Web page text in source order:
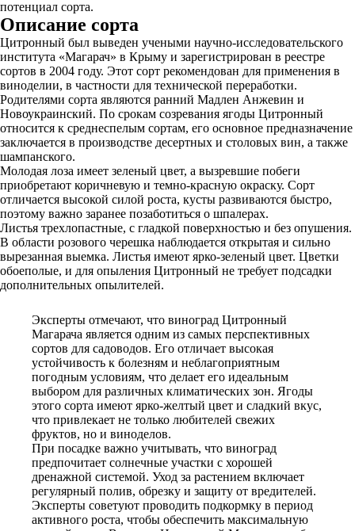
потенциал сорта.
Описание сорта
Цитронный был выведен учеными научно-исследовательского
института «Магарач» в Крыму и зарегистрирован в реестре
сортов в 2004 году. Этот сорт рекомендован для применения в
виноделии, в частности для технической переработки.
Родителями сорта являются ранний Мадлен Анжевин и
Новоукраинский. По срокам созревания ягоды Цитронный
относится к среднеспелым сортам, его основное предназначение
заключается в производстве десертных и столовых вин, а также
шампанского.
Молодая лоза имеет зеленый цвет, а вызревшие побеги
приобретают коричневую и темно-красную окраску. Сорт
отличается высокой силой роста, кусты развиваются быстро,
поэтому важно заранее позаботиться о шпалерах.
Листья трехлопастные, с гладкой поверхностью и без опушения.
В области розового черешка наблюдается открытая и сильно
вырезанная выемка. Листья имеют ярко-зеленый цвет. Цветки
обоеполые, и для опыления Цитронный не требует подсадки
дополнительных опылителей.
Эксперты отмечают, что виноград Цитронный
Магарача является одним из самых перспективных
сортов для садоводов. Его отличает высокая
устойчивость к болезням и неблагоприятным
погодным условиям, что делает его идеальным
выбором для различных климатических зон. Ягоды
этого сорта имеют ярко-желтый цвет и сладкий вкус,
что привлекает не только любителей свежих
фруктов, но и виноделов.
При посадке важно учитывать, что виноград
предпочитает солнечные участки с хорошей
дренажной системой. Уход за растением включает
регулярный полив, обрезку и защиту от вредителей.
Эксперты советуют проводить подкормку в период
активного роста, чтобы обеспечить максимальную